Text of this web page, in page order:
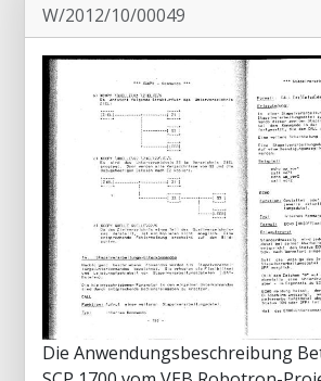
W/2012/10/00049
Die Anwendungsbeschreibung